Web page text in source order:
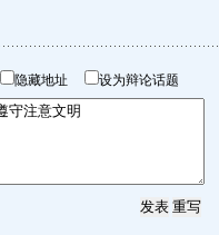
隐藏地址 设为辩论话题